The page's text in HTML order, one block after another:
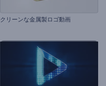
クリーンな金属製ロゴ動画